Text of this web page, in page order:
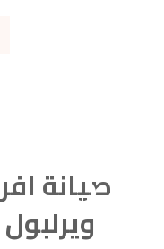
صيانة
ويرلبول 01007979202